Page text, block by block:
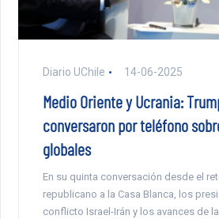
Diario UChile 14-06-2025
Medio Oriente y Ucrania:
conversaron por teléfono
globales
En su quinta conversación desde el
republicano a la Casa Blanca, los
conflicto Israel-Irán y los avances de